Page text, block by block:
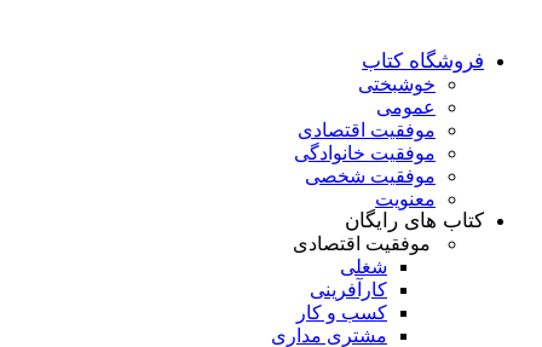
فروشگاه کتاب
خوشبختی
عمومی
موفقیت اقتصادی
موفقیت خانوادگی
موفقیت شخصی
معنویت
کتاب های رایگان
موفقیت اقتصادی
شغلی
کارآفرینی
کسب و کار
مشتری مداری